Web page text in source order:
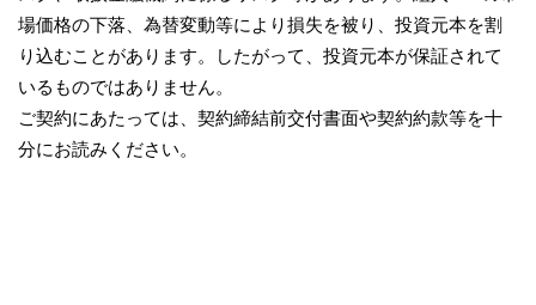
場価格の下落、為替変動等により損失を被り、投資元本を割
り込むことがあります。したがって、投資元本が保証されて
いるものではありません。
ご契約にあたっては、契約締結前交付書面や契約約款等を十
分にお読みください。